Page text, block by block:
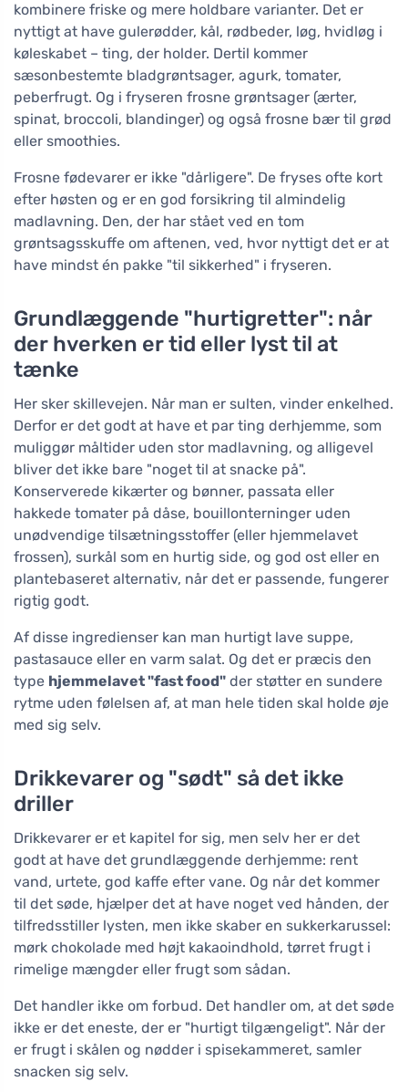
kombinere friske og mere holdbare varianter. Det er
nyttigt at have gulerødder, kål, rødbeder, løg, hvidløg i
køleskabet – ting, der holder. Dertil kommer
sæsonbestemte bladgrøntsager, agurk, tomater,
peberfrugt. Og i fryseren frosne grøntsager (ærter,
spinat, broccoli, blandinger) og også frosne bær til grød
eller smoothies.
Frosne fødevarer er ikke "dårligere". De fryses ofte kort
efter høsten og er en god forsikring til almindelig
madlavning. Den, der har stået ved en tom
grøntsagsskuffe om aftenen, ved, hvor nyttigt det er at
have mindst én pakke "til sikkerhed" i fryseren.
Grundlæggende "hurtigretter": når
der hverken er tid eller lyst til at
tænke
Her sker skillevejen. Når man er sulten, vinder enkelhed.
Derfor er det godt at have et par ting derhjemme, som
muliggør måltider uden stor madlavning, og alligevel
bliver det ikke bare "noget til at snacke på".
Konserverede kikærter og bønner, passata eller
hakkede tomater på dåse, bouillonterninger uden
unødvendige tilsætningsstoffer (eller hjemmelavet
frossen), surkål som en hurtig side, og god ost eller en
plantebaseret alternativ, når det er passende, fungerer
rigtig godt.
Af disse ingredienser kan man hurtigt lave suppe,
pastasauce eller en varm salat. Og det er præcis den
type hjemmelavet "fast food" der støtter en sundere
rytme uden følelsen af, at man hele tiden skal holde øje
med sig selv.
Drikkevarer og "sødt" så det ikke
driller
Drikkevarer er et kapitel for sig, men selv her er det
godt at have det grundlæggende derhjemme: rent
vand, urtete, god kaffe efter vane. Og når det kommer
til det søde, hjælper det at have noget ved hånden, der
tilfredsstiller lysten, men ikke skaber en sukkerkarussel:
mørk chokolade med højt kakaoindhold, tørret frugt i
rimelige mængder eller frugt som sådan.
Det handler ikke om forbud. Det handler om, at det søde
ikke er det eneste, der er "hurtigt tilgængeligt". Når der
er frugt i skålen og nødder i spisekammeret, samler
snacken sig selv.